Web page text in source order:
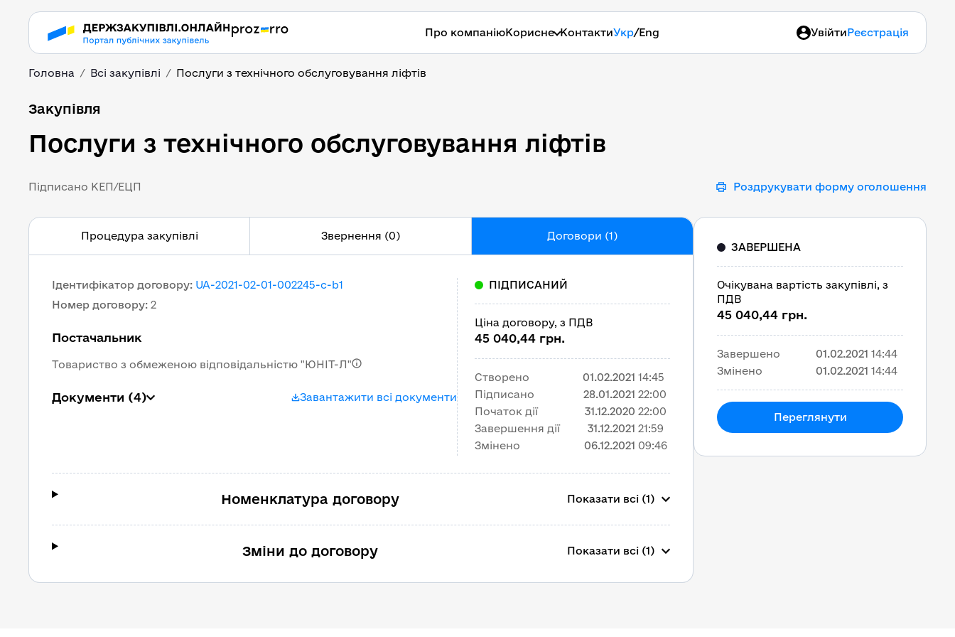
Про компаніюКорисне КонтактиУкр/Eng УвійтиРеєстрація
Головна Всі закупівлі Послуги з технічного обслуговування ліфтів
Послуги з технічного обслуговування ліфтів
Закупівля
Послуги з технічного обслуговування ліфтів
Підписано КЕП/ЕЦП Роздрукувати форму оголошення
Процедура закупівлі Звернення (0) Договори (1)
Ідентифікатор договору: UA-2021-02-01-002245-c-b1
Номер договору: 2
Постачальник
Товариство з обмеженою відповідальністю "ЮНІТ-Л"
Документи (4) Завантажити всі документи
ПІДПИСАНИЙ
Ціна договору, з ПДВ
45 040,44 грн.
Створено 01.02.2021 14:45
Підписано
28.01.2021 22:00
Початок дії
31.12.2020 22:00
Завершення дії
31.12.2021 21:59
Змінено
06.12.2021 09:46
Номенклатура договору Показати всі (1)
Зміни до договору Показати всі (1)
ЗАВЕРШЕНА
Очікувана вартість закупівлі, з
ПДВ
45 040,44 грн.
Завершено 01.02.2021 14:44
Змінено
01.02.2021 14:44
Переглянути